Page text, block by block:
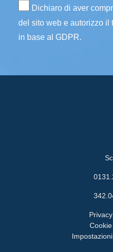
Dichiaro di aver
del sito web e autorizzo il
in base al GDPR.